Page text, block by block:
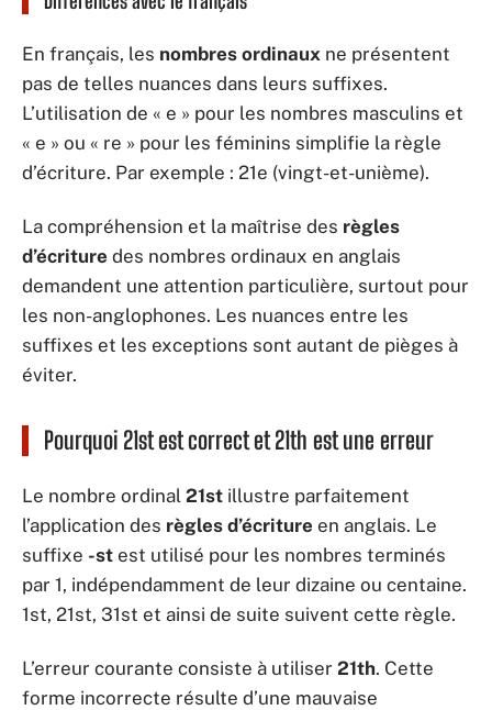
En français, les nombres ordinaux ne présentent
pas de telles nuances dans leurs suffixes.
L’utilisation de « e » pour les nombres masculins et
« e » ou « re » pour les féminins simplifie la règle
d’écriture. Par exemple : 21e (vingt-et-unième).
La compréhension et la maîtrise des règles
d’écriture des nombres ordinaux en anglais
demandent une attention particulière, surtout pour
les non-anglophones. Les nuances entre les
suffixes et les exceptions sont autant de pièges à
éviter.
Pourquoi 21st est correct et 21th est une erreur
Le nombre ordinal 21st illustre parfaitement
l’application des règles d’écriture en anglais. Le
suffixe -st est utilisé pour les nombres terminés
par 1, indépendamment de leur dizaine ou centaine.
1st, 21st, 31st et ainsi de suite suivent cette règle.
L’erreur courante consiste à utiliser 21th. Cette
forme incorrecte résulte d’une mauvaise